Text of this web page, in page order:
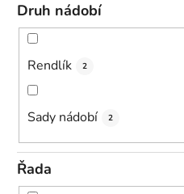
Druh nádobí
Rendlík 2
Sady nádobí 2
Řada